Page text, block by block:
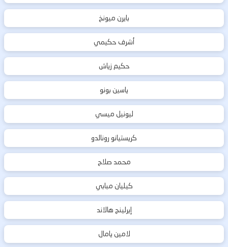
بايرن ميونخ
أشرف حكيمي
حكيم زياش
ياسين بونو
ليونيل ميسي
كريستيانو رونالدو
محمد صلاح
كيليان مبابي
إيرلينج هالاند
لامين يامال